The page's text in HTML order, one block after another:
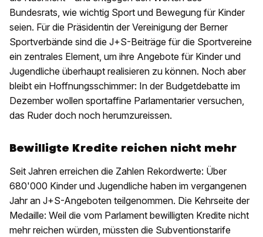
Bundesrats, wie wichtig Sport und Bewegung für Kinder
seien. Für die Präsidentin der Vereinigung der Berner
Sportverbände sind die J+S-Beiträge für die Sportvereine
ein zentrales Element, um ihre Angebote für Kinder und
Jugendliche überhaupt realisieren zu können. Noch aber
bleibt ein Hoffnungsschimmer: In der Budgetdebatte im
Dezember wollen sportaffine Parlamentarier versuchen,
das Ruder doch noch herumzureissen.
Bewilligte Kredite reichen nicht mehr
Seit Jahren erreichen die Zahlen Rekordwerte: Über
680'000 Kinder und Jugendliche haben im vergangenen
Jahr an J+S-Angeboten teilgenommen. Die Kehrseite der
Medaille: Weil die vom Parlament bewilligten Kredite nicht
mehr reichen würden, müssten die Subventionstarife